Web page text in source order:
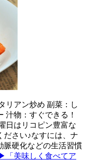
リアン炒め 副菜：し
汁物：すぐできる！
日はリコピン豊富な
ださい♪なすには、ナ
脈硬化などの生活習慣
▶「美味しく食べてア